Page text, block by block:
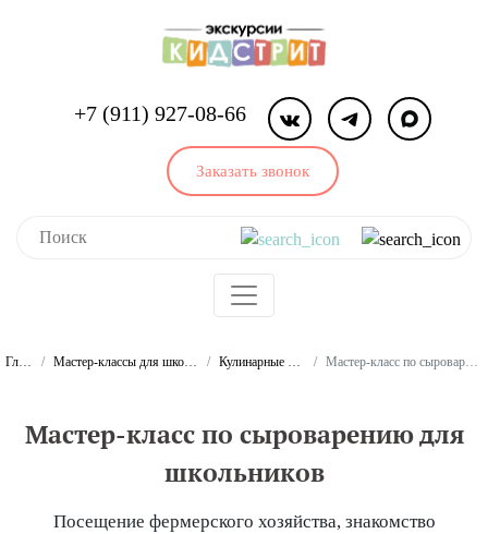
+7 (911) 927-08-66
Заказать звонок
Главная Мастер-классы для школьников и студентов Кулинарные мастер-классы Мастер-класс по сыроварению для школьников
Мастер-класс по сыроварению для
школьников
Посещение фермерского хозяйства, знакомство